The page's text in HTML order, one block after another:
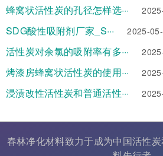
蜂窝状活性炭的孔径怎样选···
SDG酸性吸附剂厂家_S··· 2025-05-
活性炭对余氯的吸附率有多··· 2025-
烤漆房蜂窝状活性炭的使用···
浸渍改性活性炭和普通活性···
春林净化材料致力于成为中国活性炭